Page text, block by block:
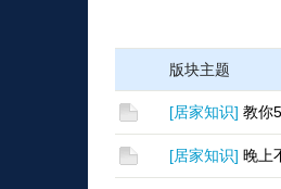
版块主题
[居家知识] 教你
[居家知识] 晚上